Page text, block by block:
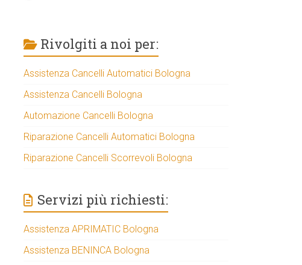
Rivolgiti a noi per:
Assistenza Cancelli Automatici Bologna
Assistenza Cancelli Bologna
Automazione Cancelli Bologna
Riparazione Cancelli Automatici Bologna
Riparazione Cancelli Scorrevoli Bologna
Servizi più richiesti:
Assistenza APRIMATIC Bologna
Assistenza BENINCA Bologna